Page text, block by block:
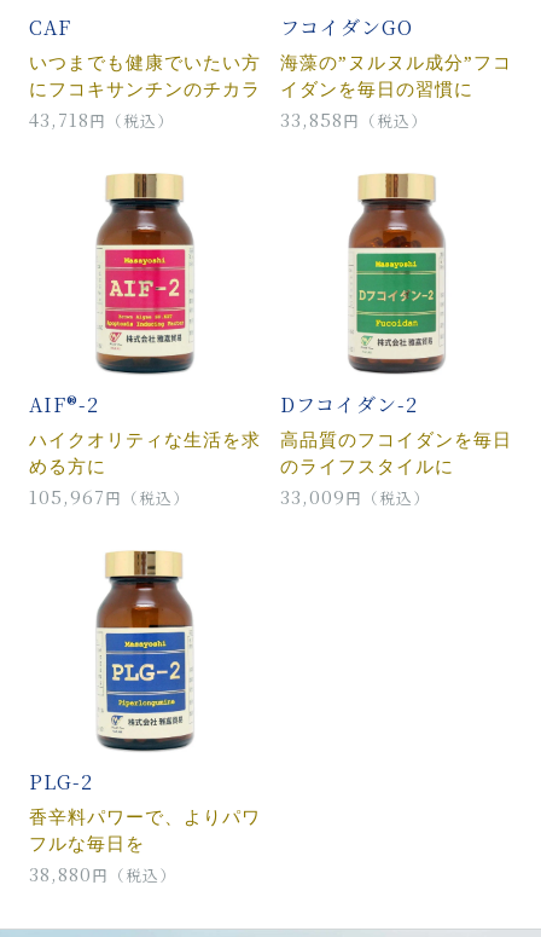
CAF
いつまでも健康でいたい方
にフコキサンチンのチカラ
43,718円（税込）
フコイダンGO
海藻の”ヌルヌル成分”フコ
イダンを毎日の習慣に
33,858円（税込）
AIF®-2
ハイクオリティな生活を求
める方に
105,967円（税込）
Dフコイダン-2
高品質のフコイダンを毎日
のライフスタイルに
33,009円（税込）
PLG-2
香辛料パワーで、よりパワ
フルな毎日を
38,880円（税込）